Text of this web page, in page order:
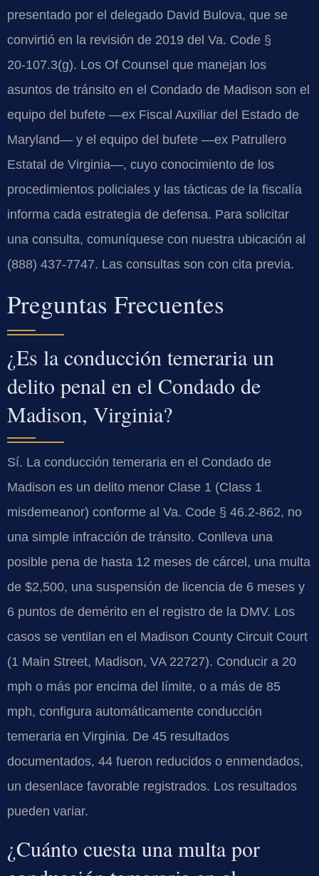
presentado por el delegado David Bulova, que se
convirtió en la revisión de 2019 del Va. Code §
20‑107.3(g). Los Of Counsel que manejan los
asuntos de tránsito en el Condado de Madison son el
equipo del bufete —ex Fiscal Auxiliar del Estado de
Maryland— y el equipo del bufete —ex Patrullero
Estatal de Virginia—, cuyo conocimiento de los
procedimientos policiales y las tácticas de la fiscalía
informa cada estrategia de defensa. Para solicitar
una consulta, comuníquese con nuestra ubicación al
(888) 437-7747. Las consultas son con cita previa.
Preguntas Frecuentes
¿Es la conducción temeraria un
delito penal en el Condado de
Madison, Virginia?
Sí. La conducción temeraria en el Condado de
Madison es un delito menor Clase 1 (Class 1
misdemeanor) conforme al Va. Code § 46.2-862, no
una simple infracción de tránsito. Conlleva una
posible pena de hasta 12 meses de cárcel, una multa
de $2,500, una suspensión de licencia de 6 meses y
6 puntos de demérito en el registro de la DMV. Los
casos se ventilan en el Madison County Circuit Court
(1 Main Street, Madison, VA 22727). Conducir a 20
mph o más por encima del límite, o a más de 85
mph, configura automáticamente conducción
temeraria en Virginia. De 45 resultados
documentados, 44 fueron reducidos o enmendados,
un desenlace favorable registrados. Los resultados
pueden variar.
¿Cuánto cuesta una multa por